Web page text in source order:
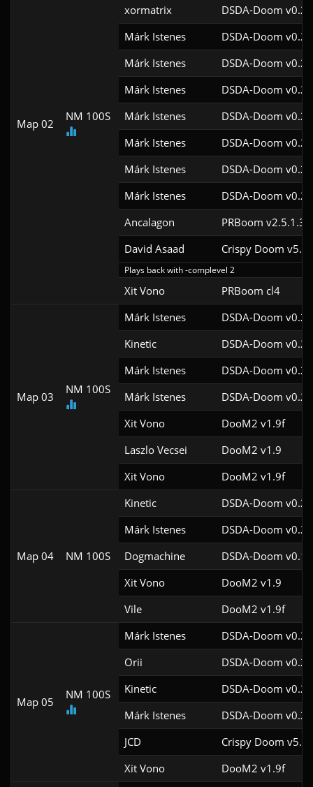
Map 02
NM 100S
xormatrix
DSDA-Doom
Márk Istenes
DSDA-Doom
Márk Istenes
DSDA-Doom
Márk Istenes
DSDA-Doom
Márk Istenes
DSDA-Doom
Márk Istenes
DSDA-Doom
Márk Istenes
DSDA-Doom
Márk Istenes
DSDA-Doom
Ancalagon
PRBoom
David Asaad
Crispy Doom
Plays back with -complevel 2
Xit Vono PRBoom cl4
Map 03
NM 100S
Márk Istenes
DSDA-Doom
Kinetic
DSDA-Doom
Márk Istenes
DSDA-Doom
Márk Istenes
DSDA-Doom
Xit Vono
DooM2 v1.9f
Laszlo Vecsei
DooM2 v1.9
Xit Vono
DooM2 v1.9f
Map 04 NM 100S
Kinetic
DSDA-Doom
Márk Istenes
DSDA-Doom
Dogmachine
DSDA-Doom
Xit Vono
DooM2 v1.9
Vile
DooM2 v1.9f
Map 05
NM 100S
Márk Istenes
DSDA-Doom
Orii
DSDA-Doom
Kinetic
DSDA-Doom
Márk Istenes
DSDA-Doom
JCD
Crispy Doom
Xit Vono
DooM2 v1.9f